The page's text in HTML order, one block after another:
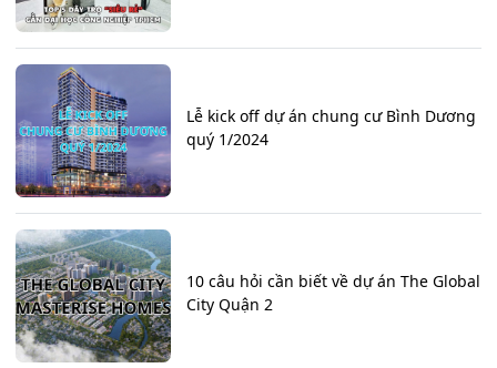
Lễ kick off dự án chung cư Bình Dương
quý 1/2024
10 câu hỏi cần biết về dự án The Global
City Quận 2